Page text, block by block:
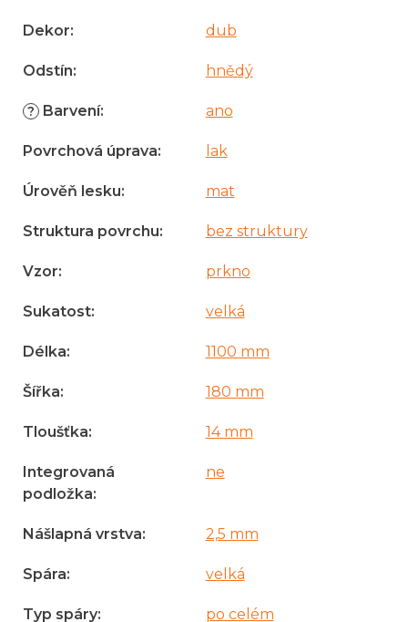
Dekor: dub
Odstín: hnědý
? Barvení: ano
Povrchová úprava: lak
Úrověň lesku: mat
Struktura povrchu: bez struktury
Vzor: prkno
Sukatost: velká
Délka: 1100 mm
Šířka: 180 mm
Tloušťka: 14 mm
Integrovaná
podložka:
ne
Nášlapná vrstva: 2,5 mm
Spára: velká
Typ spáry: po celém